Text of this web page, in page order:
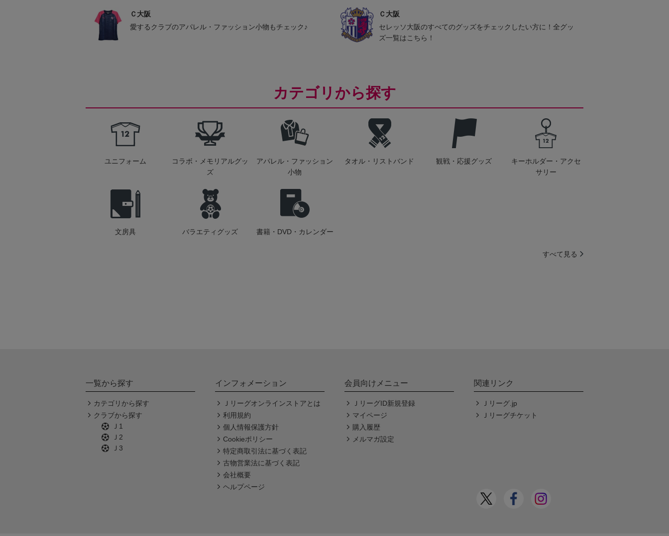
Ｃ大阪
愛するクラブのアパレル・ファッション小物もチェック♪
Ｃ大阪
セレッソ大阪のすべてのグッズをチェックしたい方に！全グッ
ズ一覧はこちら！
カテゴリから探す
ユニフォーム
コラボ・メモリアルグッ
ズ
アパレル・ファッション
小物
タオル・リストバンド 観戦・応援グッズ
キーホルダー・アクセ
サリー
文房具 バラエティグッズ 書籍・DVD・カレンダー
すべて見る
一覧から探す
カテゴリから探す
クラブから探す
Ｊ1
Ｊ2
Ｊ3
インフォメーション
Ｊリーグオンラインストアとは
利用規約
個人情報保護方針
Cookieポリシー
特定商取引法に基づく表記
古物営業法に基づく表記
会社概要
ヘルプページ
会員向けメニュー
ＪリーグID新規登録
マイページ
購入履歴
メルマガ設定
関連リンク
Ｊリーグ.jp
Ｊリーグチケット